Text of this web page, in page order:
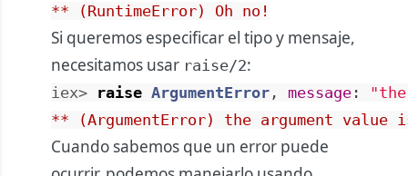
** (RuntimeError) Oh no!
Si queremos especificar el tipo y mensaje,
necesitamos usar raise/2:
iex> raise ArgumentError , message :
** (ArgumentError) the argument
Cuando sabemos que un error puede